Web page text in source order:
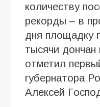
количеству
рекорды – в
дня площадку
тысячи дончан
отметил
губернатора
Алексей